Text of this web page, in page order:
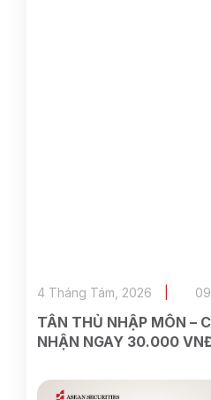
TÂN THỦ NHẬP MÔN –
NHẬN NGAY 30.000
4 Tháng Tám, 2026